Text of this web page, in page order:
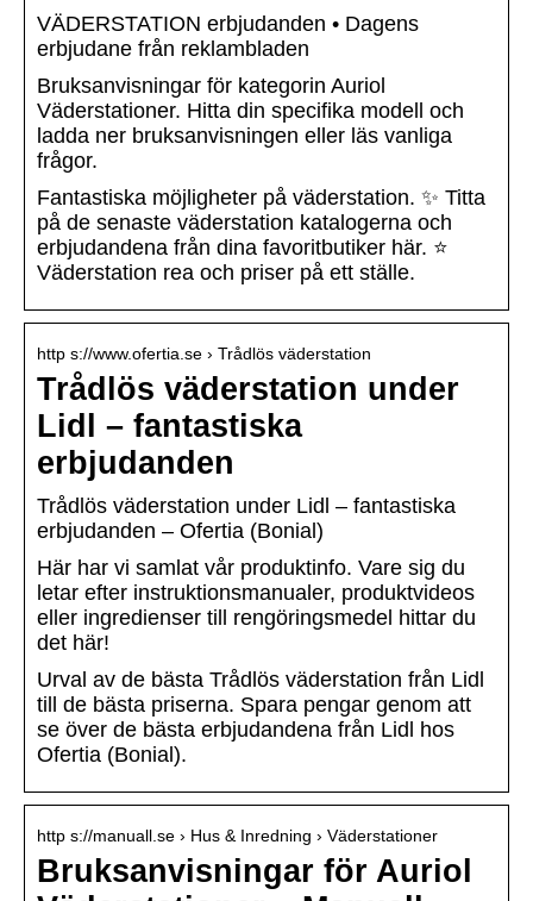
VÄDERSTATION erbjudanden • Dagens
erbjudane från reklambladen
Bruksanvisningar för kategorin Auriol
Väderstationer. Hitta din specifika modell och
ladda ner bruksanvisningen eller läs vanliga
frågor.
Fantastiska möjligheter på väderstation. ✨ Titta
på de senaste väderstation katalogerna och
erbjudandena från dina favoritbutiker här. ⭐
Väderstation rea och priser på ett ställe.
http s://www.ofertia.se › Trådlös väderstation
Trådlös väderstation under
Lidl – fantastiska
erbjudanden
Trådlös väderstation under Lidl – fantastiska
erbjudanden – Ofertia (Bonial)
Här har vi samlat vår produktinfo. Vare sig du
letar efter instruktionsmanualer, produktvideos
eller ingredienser till rengöringsmedel hittar du
det här!
Urval av de bästa Trådlös väderstation från Lidl
till de bästa priserna. Spara pengar genom att
se över de bästa erbjudandena från Lidl hos
Ofertia (Bonial).
http s://manuall.se › Hus & Inredning › Väderstationer
Bruksanvisningar för Auriol